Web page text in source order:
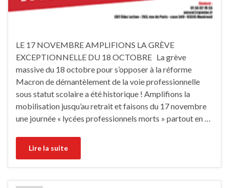
LE 17 NOVEMBRE AMPLIFIONS LA GRÈVE
EXCEPTIONNELLE DU 18 OCTOBRE La grève
massive du 18 octobre pour s’opposer à la réforme
Macron de démantèlement de la voie professionnelle
sous statut scolaire a été historique ! Amplifions la
mobilisation jusqu’au retrait et faisons du 17 novembre
une journée « lycées professionnels morts » partout en …
Lire la suite